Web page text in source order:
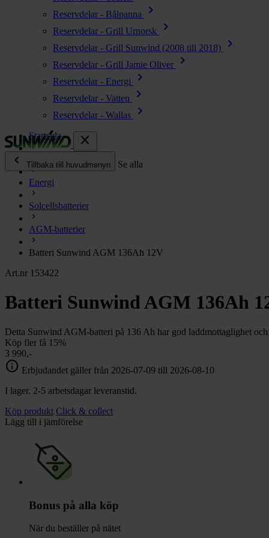
Reservdelar - Bålpanna chevron_right
Reservdelar - Grill Urnorsk chevron_right
Reservdelar - Grill Sunwind (2008 till 2018) chevron_right
Reservdelar - Grill Jamie Oliver chevron_right
Reservdelar - Energi chevron_right
Reservdelar - Vatten chevron_right
Reservdelar - Wallas
chevron_right
close
chevron_left
Tillbaka till huvudmenyn Se alla
Energi
Kök & Gasol chevron_right
Värme chevron_right
Vatten chevron_right
Toalett
Grill & Fritid
Lacanche
Startsida
Energi
Solcellsbatterier
AGM-batterier
Batteri Sunwind AGM 136Ah 12V
Art.nr 153422
Batteri Sunwind AGM 136Ah
Detta Sunwind AGM-batteri på 136 Ah har god laddmottaglighet
Köp fler få 15%
3 990,-
info Erbjudandet gäller från 2026-07-09 till 2026-08-10
I lager. 2-5 arbetsdagar leveranstid.
Köp produkt Click & collect
Lägg till i jämförelse
Bonus på alla köp
När du beställer på nätet